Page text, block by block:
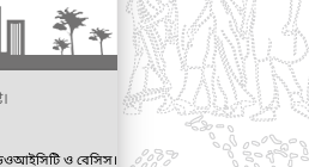
ও বেসিস।